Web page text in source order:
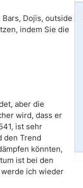
Dojis, outside
indem Sie die
aber die
wird, dass er
ist sehr
den Trend
könnten,
ist bei den
ich wieder